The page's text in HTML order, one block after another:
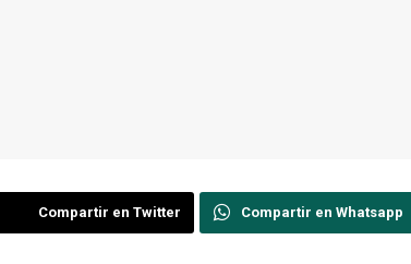
Compartir en Twitter Compartir en Whatsapp